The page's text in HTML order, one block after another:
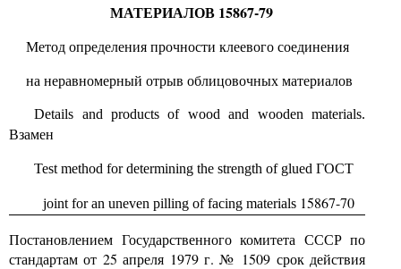
МАТЕРИАЛОВ 15867-79
Метод определения прочности клеевого соединения
на неравномерный отрыв облицовочных материалов
Details and products of wood and wooden materials.
Взамен
Test method for determining the strength of glued ГОСТ
joint for an uneven pilling of facing materials 15867-70
Постановлением Государственного комитета СССР по
стандартам от 25 апреля 1979 г. № 1509 срок действия